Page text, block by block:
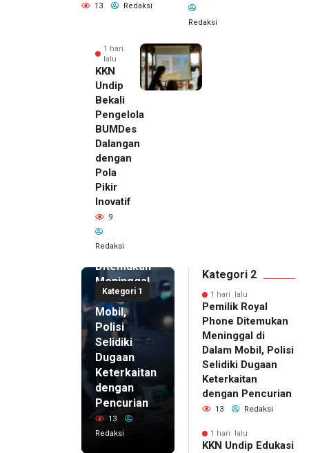
13 Redaksi
Redaksi
1 hari
lalu
KKN
Undip
Bekali
Pengelola
BUMDes
Dalangan
dengan
Pola
Pikir
Inovatif
9
Redaksi
Kategori 1
Pemilik
Royal
Phone
Ditemukan
Meninggal
di Dalam
Mobil,
Polisi
Selidiki
Dugaan
Keterkaitan
dengan
Pencurian
13
Redaksi
Kategori 2
1 hari lalu
Pemilik Royal
Phone Ditemukan
Meninggal di
Dalam Mobil, Polisi
Selidiki Dugaan
Keterkaitan
dengan Pencurian
13 Redaksi
1 hari lalu
KKN Undip Edukasi